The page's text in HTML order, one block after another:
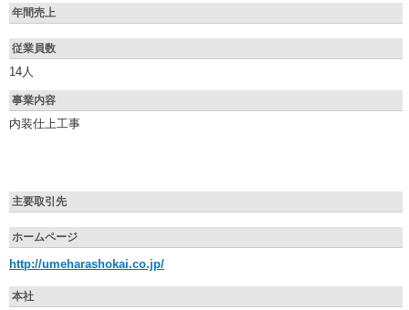
年間売上
従業員数
14人
事業内容
内装仕上工事
主要取引先
ホームページ
http://umeharashokai.co.jp/
本社